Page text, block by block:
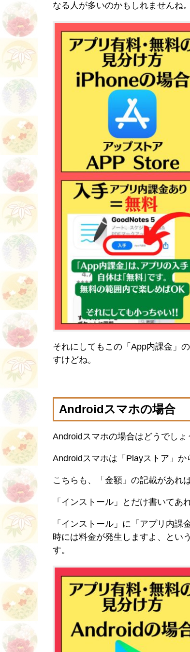
なる人が多いのかもしれませんね。
それにしてもこの「App内課金」
すけどね。
Androidスマホの場合
Androidスマホの場合はどうでしょ
Androidスマホは「Playストア」か
こちらも、「金額」の記載があれ
「インストール」とだけ書いてあ
「インストール」に「アプリ内
時には料金が発生しますよ、とい
す。